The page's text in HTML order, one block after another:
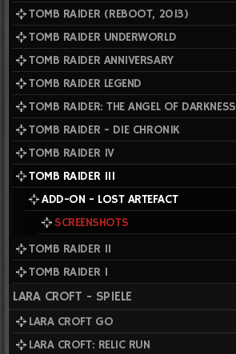
TOMB RAIDER (REBOOT, 2013)
TOMB RAIDER UNDERWORLD
TOMB RAIDER ANNIVERSARY
TOMB RAIDER LEGEND
TOMB RAIDER: THE ANGEL OF DARKNESS
TOMB RAIDER - DIE CHRONIK
TOMB RAIDER IV
TOMB RAIDER III
ADD-ON - LOST ARTEFACT
SCREENSHOTS
TOMB RAIDER II
TOMB RAIDER I
LARA CROFT - SPIELE
LARA CROFT GO
LARA CROFT: RELIC RUN